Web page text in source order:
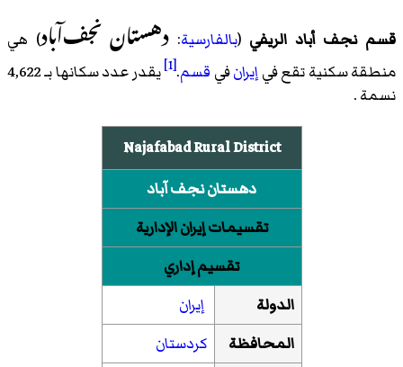
قسم نجف أباد الريفي (بالفارسية: دهستان نجف‌آباد) هي
منطقة سكنية تقع فيإيرانفي قسم.
[1]
يقدر عدد سكانها بـ 4,622
نسمة .
Najafabad Rural District
دهستان نجف آباد
تقسيمات إيران الإدارية
تقسيم إداري
الدولة
إيران
المحافظة
كردستان